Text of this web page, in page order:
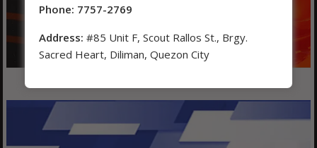
Phone: 7757-2769
Address: #85 Unit F, Scout Rallos St., Brgy.
Sacred Heart, Diliman, Quezon City